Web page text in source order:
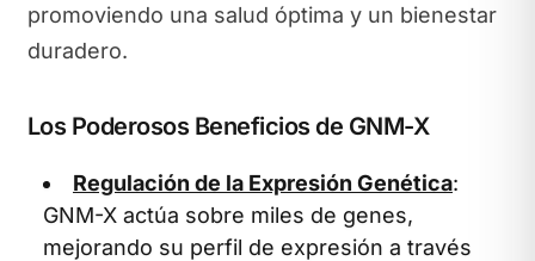
promoviendo una salud óptima y un bienestar
duradero.
Los Poderosos Beneficios de GNM-X
Regulación de la Expresión Genética:
GNM-X actúa sobre miles de genes,
mejorando su perfil de expresión a través